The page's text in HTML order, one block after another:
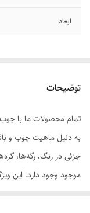
ابعاد
توضیحات
تمام محصولات ما با
به دلیل ماهیت چوب و
جزئی در رنگ، رگه‌ها،
موجود وجود دارد. این